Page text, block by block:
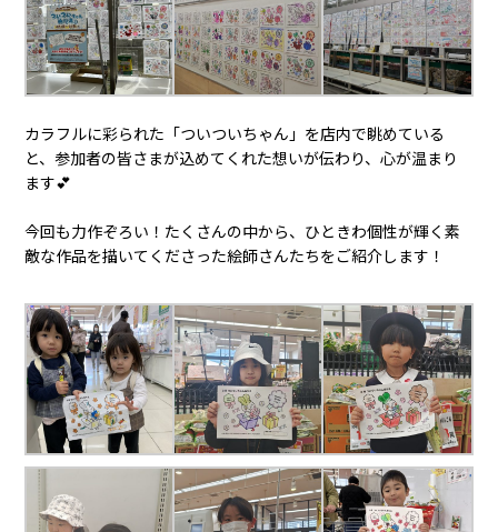
カラフルに彩られた「ついついちゃん」を店内で眺めている
と、参加者の皆さまが込めてくれた想いが伝わり、心が温まり
ます💕
今回も力作ぞろい！たくさんの中から、ひときわ個性が輝く素
敵な作品を描いてくださった絵師さんたちをご紹介します！